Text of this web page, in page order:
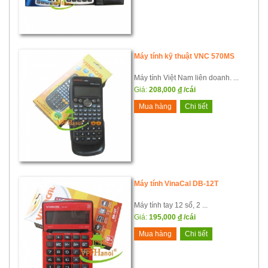
Máy tính kỹ thuật VNC 570MS
Máy tính Việt Nam liên doanh. ...
Giá: 208,000 đ /cái
Mua hàng
Chi tiết
Máy tính VinaCal DB-12T
Máy tính tay 12 số, 2 ...
Giá: 195,000 đ /cái
Mua hàng
Chi tiết